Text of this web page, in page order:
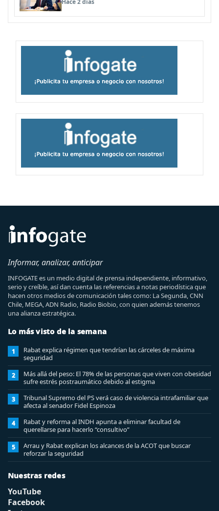
Hace 2 días
Informar, analizar, anticipar
INFOGATE es un medio digital de prensa independiente, informativo,
serio y creíble, así dan cuenta las referencias a notas periodística que
hacen otros medios de comunicación tales como: La Segunda, CNN
Chile, MEGA, ADN Radio, Radio Biobio, con quien además tenemos
una alianza estratégica.
Lo más visto de la semana
1
Rabat explica régimen que tendrían las cárceles de máxima
seguridad
2
Más allá del peso: El 78% de las personas que viven con obesidad
sufre estrés postraumático debido al estigma
3
Tribunal Supremo del PS verá caso de violencia intrafamiliar que
afecta al senador Fidel Espinoza
4
Rabat y reforma al INDH apunta a eliminar facultad de
querellarse para hacerlo “consultivo”
5
Arrau y Rabat explican los alcances de la ACOT que buscar
reforzar la seguridad
Nuestras redes
YouTube
Facebook